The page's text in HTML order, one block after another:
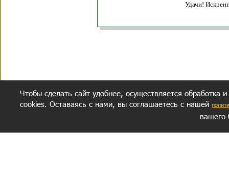
Удачи!
Чтобы сделать сайт удобнее, осуществляется обработка
cookies. Оставаясь с нами, вы соглашаетесь с нашей
вашего